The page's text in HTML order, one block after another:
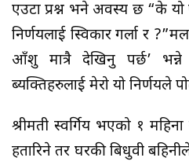
एउटा प्रश्न भने अवस्य छ “के यो
निर्णयलाई स्विकार गर्ला र
आँशु मात्रै देखिनु पर्छ’
ब्यक्तिहरुलाई मेरो यो निर्णयले
श्रीमती स्वर्गिय भएको १
हतारिने तर घरकी बिधुवी